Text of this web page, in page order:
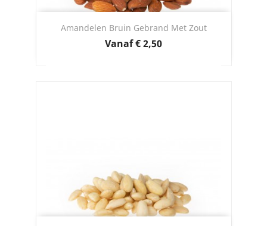
Amandelen Bruin Gebrand Met Zout
VanafPrijs
€ 2,50